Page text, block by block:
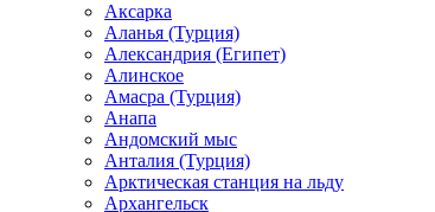
Аксарка
Аланья (Турция)
Александрия (Египет)
Алинское
Амасра (Турция)
Анапа
Андомский мыс
Анталия (Турция)
Арктическая станция на льду
Архангельск